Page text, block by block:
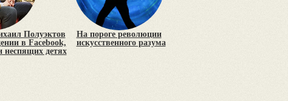
Полуэктов
в Facebook,
неспящих детях
На пороге революции
искусственного разума